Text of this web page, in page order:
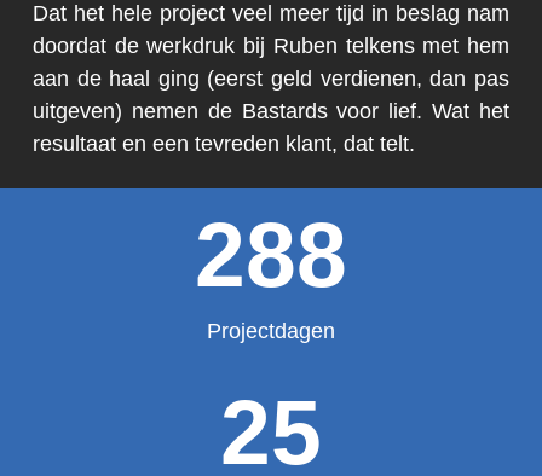
Dat het hele project veel meer tijd in beslag nam
doordat de werkdruk bij Ruben telkens met hem
aan de haal ging (eerst geld verdienen, dan pas
uitgeven) nemen de Bastards voor lief. Wat het
resultaat en een tevreden klant, dat telt.
288
Projectdagen
25